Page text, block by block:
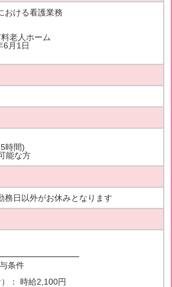
おける看護業務
老人ホーム
6月1日
時間)
能な方
務日以外がお休みとなります
条件
： 時給2,100円